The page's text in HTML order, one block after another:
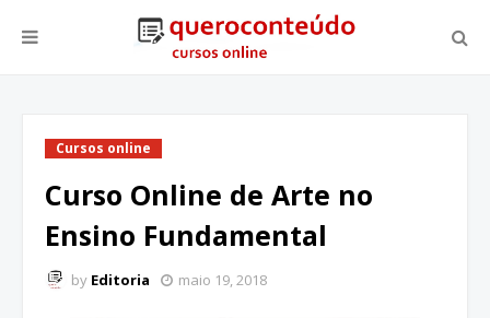
Cursos online
Curso Online de Arte no
Ensino Fundamental
by Editoria maio 19, 2018